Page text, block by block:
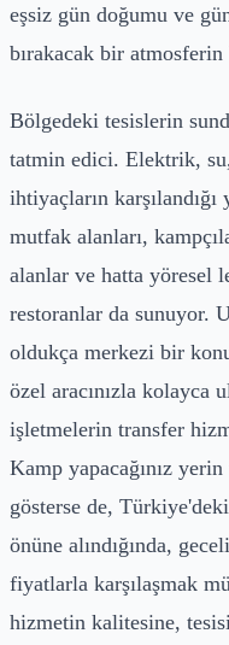
eşsiz gün doğumu ve
bırakacak bir
Bölgedeki tesislerin
tatmin edici. Elektrik,
ihtiyaçların karşılandığı
mutfak alanları,
alanlar ve hatta yöresel
restoranlar da sunuyor.
oldukça merkezi bir
özel aracınızla kolayca
işletmelerin transfer
Kamp yapacağınız
gösterse de,
önüne alındığında,
fiyatlarla karşılaşmak
hizmetin kalitesine,